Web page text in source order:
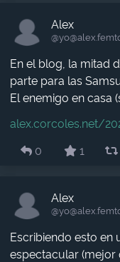
Alex
En el blog, la mitad
parte para las
El enemigo en casa
alex.corcoles.net/
0
1
Alex
Escribiendo esto en
espectacular (mejor